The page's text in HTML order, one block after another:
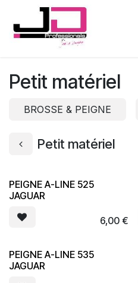
Se rendre au contenu
Petit matériel
BROSSE & PEIGNE
Petit matériel
PEIGNE A-LINE 525
JAGUAR
6,00€
PEIGNE A-LINE 535
JAGUAR